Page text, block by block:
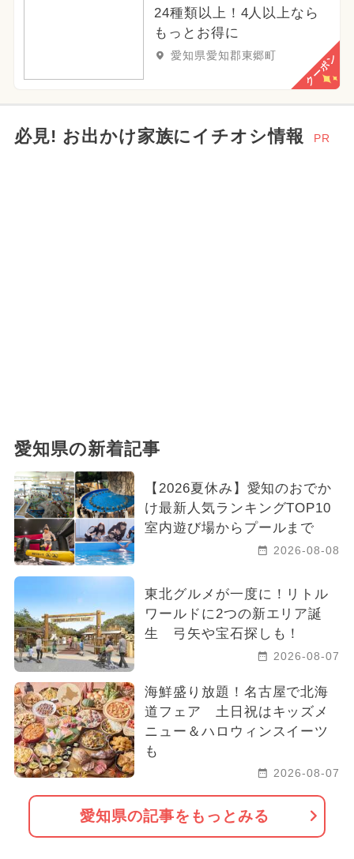
24種類以上！4人以上なら
もっとお得に
愛知県愛知郡東郷町 クーポン
必見! お出かけ家族にイチオシ情報 PR
愛知県の新着記事
【2026夏休み】愛知のおでか
け最新人気ランキングTOP10
室内遊び場からプールまで
2026-08-08
東北グルメが一度に！リトル
ワールドに2つの新エリア誕
生 弓矢や宝石探しも！
2026-08-07
海鮮盛り放題！名古屋で北海
道フェア 土日祝はキッズメ
ニュー＆ハロウィンスイーツ
も
2026-08-07
愛知県の記事をもっとみる